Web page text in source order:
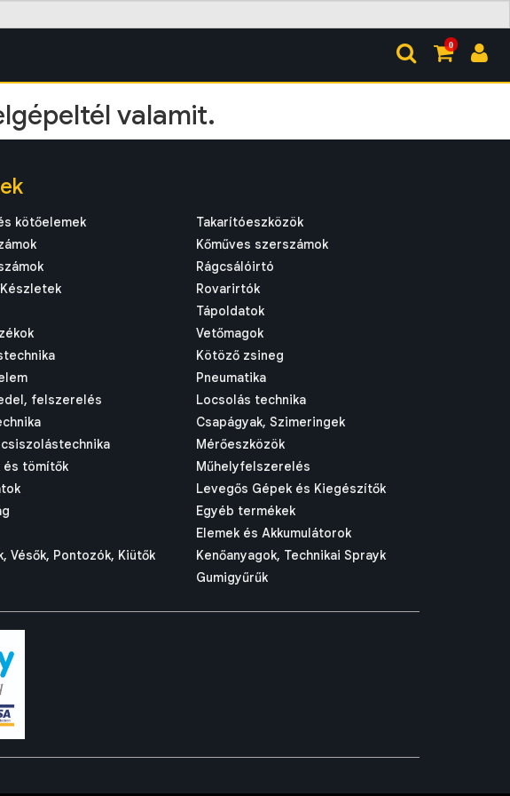
0
valamit.
kötőelemek
felszerelés
és tömítők
Vésők, Pontozók, Kiütők
Takarítóeszközök
Kőműves szerszámok
Rágcsálóirtó
Rovarirtók
Tápoldatok
Vetőmagok
Kötöző zsineg
Pneumatika
Locsolás technika
Csapágyak, Szimeringek
Mérőeszközök
Műhelyfelszerelés
Levegős Gépek és Kiegészítők
Egyéb termékek
Elemek és Akkumulátorok
Kenőanyagok, Technikai Sprayk
Gumigyűrűk